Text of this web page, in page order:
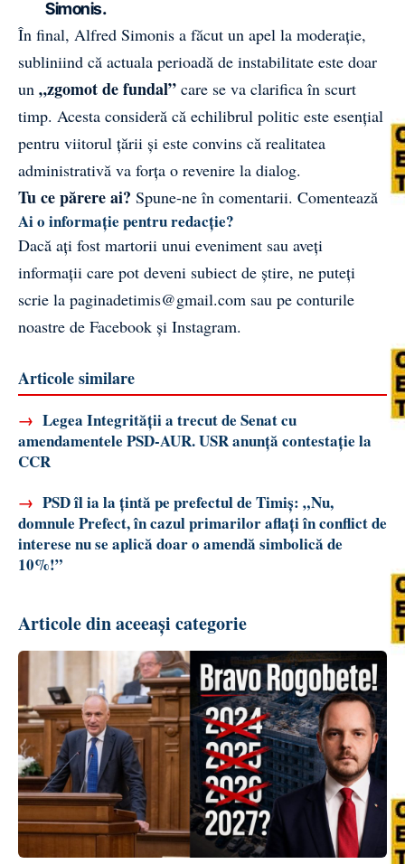
Simonis.
În final, Alfred Simonis a făcut un apel la moderație,
subliniind că actuala perioadă de instabilitate este doar
un „zgomot de fundal” care se va clarifica în scurt
timp. Acesta consideră că echilibrul politic este esențial
pentru viitorul țării și este convins că realitatea
administrativă va forța o revenire la dialog.
Tu ce părere ai? Spune-ne în comentarii. Comentează
Ai o informație pentru redacție?
Dacă ați fost martorii unui eveniment sau aveți
informații care pot deveni subiect de știre, ne puteți
scrie la paginadetimis@gmail.com sau pe conturile
noastre de Facebook și Instagram.
Articole similare
→ Legea Integrității a trecut de Senat cu
amendamentele PSD-AUR. USR anunță contestație la
CCR
→ PSD îl ia la țintă pe prefectul de Timiș: „Nu,
domnule Prefect, în cazul primarilor aflați în conflict de
interese nu se aplică doar o amendă simbolică de
10%!”
Articole din aceeași categorie